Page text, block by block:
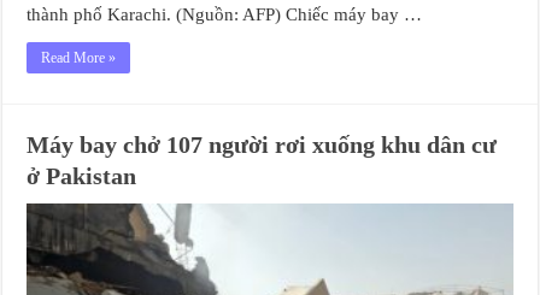
thành phố Karachi. (Nguồn: AFP) Chiếc máy bay …
Read More »
Máy bay chở 107 người rơi xuống khu dân cư
ở Pakistan